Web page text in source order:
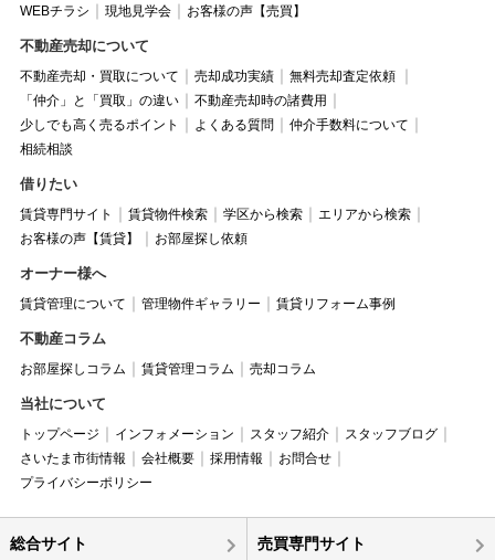
WEBチラシ
現地見学会 お客様の声【売買】
不動産売却について
不動産売却・買取について 売却成功実績
無料売却査定依頼
「仲介」と「買取」の違い
不動産売却時の諸費用
少しでも高く売るポイント
よくある質問
仲介手数料について
相続相談
借りたい
賃貸専門サイト 賃貸物件検索 学区から検索
エリアから検索
お客様の声【賃貸】
お部屋探し依頼
オーナー様へ
賃貸管理について 管理物件ギャラリー 賃貸リフォーム事例
不動産コラム
お部屋探しコラム 賃貸管理コラム 売却コラム
当社について
トップページ インフォメーション スタッフ紹介
スタッフブログ
さいたま市街情報
会社概要 採用情報
お問合せ
プライバシーポリシー
総合サイト 売買専門サイト